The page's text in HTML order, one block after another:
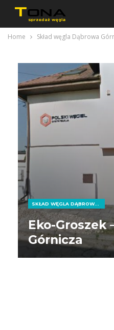
Home Skład węgla Dąbrowa
SKŁAD WĘGLA DĄBROWA GÓRNICZA
Eko-Groszek
Górnicza